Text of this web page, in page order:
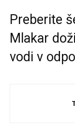
Preberite
Mlakar
vodi v